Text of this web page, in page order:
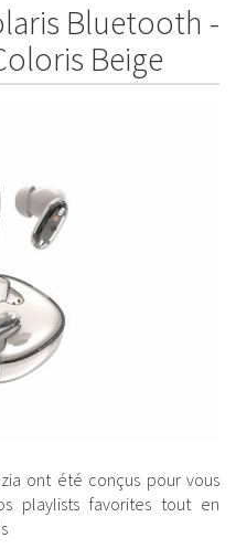
Bluetooth -
Beige
ont été conçus pour vous
playlists favorites tout en